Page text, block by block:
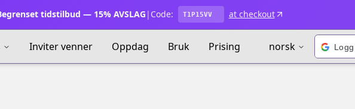
tidstilbud — 15% AVSLAG | Code: T1P15VV at checkout
Inviter venner Oppdag Bruk Prising norsk